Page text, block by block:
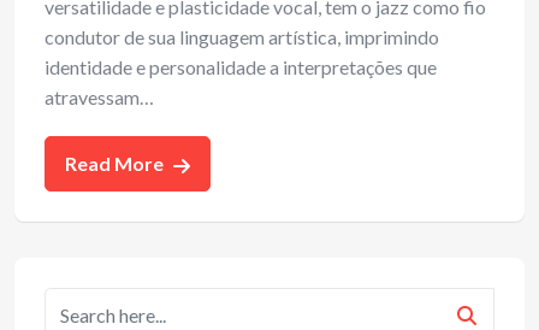
versatilidade e plasticidade vocal, tem o jazz como fio
condutor de sua linguagem artística, imprimindo
identidade e personalidade a interpretações que
atravessam…
Read More